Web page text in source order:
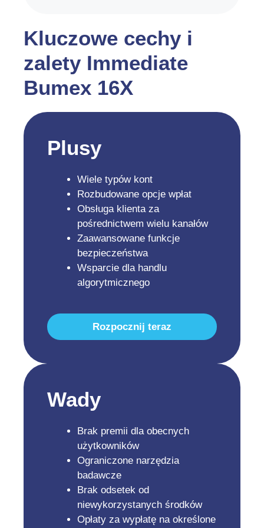
Kluczowe cechy i
zalety Immediate
Bumex 16X
Plusy
Wiele typów kont
Rozbudowane opcje wpłat
Obsługa klienta za
pośrednictwem wielu kanałów
Zaawansowane funkcje
bezpieczeństwa
Wsparcie dla handlu
algorytmicznego
Rozpocznij teraz
Wady
Brak premii dla obecnych
użytkowników
Ograniczone narzędzia
badawcze
Brak odsetek od
niewykorzystanych środków
Opłaty za wypłatę na określone